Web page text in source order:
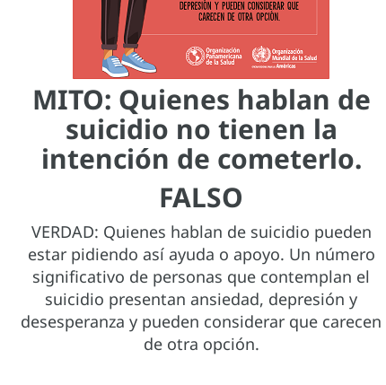
MITO: Quienes hablan de
suicidio no tienen la
intención de cometerlo.
FALSO
VERDAD: Quienes hablan de suicidio pueden
estar pidiendo así ayuda o apoyo. Un número
significativo de personas que contemplan el
suicidio presentan ansiedad, depresión y
desesperanza y pueden considerar que carecen
de otra opción.